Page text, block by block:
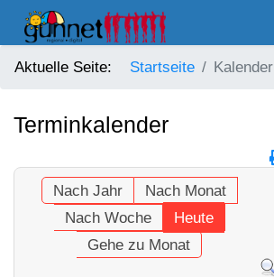
Aktuelle Seite: Startseite Kalender
Terminkalender
Nach Jahr
Nach Monat
Nach Woche
Heute
Gehe zu Monat